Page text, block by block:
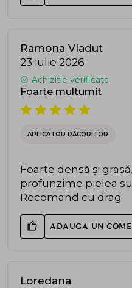
Ramona Vladut
23 iulie 2026
Achizitie verificata
Foarte multumit
APLICATOR RĂCORITOR
Foarte densă și
profunzime pielea
Recomand cu drag
ADAUGA UN
Loredana